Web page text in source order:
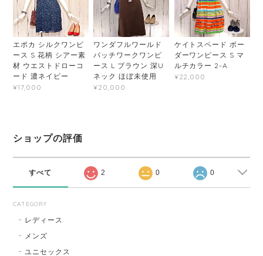
エポカ シルクワンピ
ース S 花柄 シアー素
材 ウエストドローコ
ード 濃ネイビー
¥17,000
ワンダフルワールド
パッチワークワンピ
ース L ブラウン 深U
ネック ほぼ未使用
¥20,000
ケイトスペード ボー
ダーワンピース S マ
ルチカラー 2-A
¥22,000
ショップの評価
すべて 2 0 0
CATEGORY
レディース
メンズ
ユニセックス